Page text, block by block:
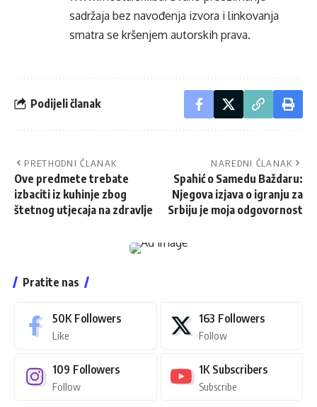
sadržaja bez navođenja izvora i linkovanja
smatra se kršenjem autorskih prava.
Podijeli članak
PRETHODNI ČLANAK
Ove predmete trebate
izbaciti iz kuhinje zbog
štetnog utjecaja na zdravlje
NAREDNI ČLANAK
Spahić o Samedu Baždaru:
Njegova izjava o igranju za
Srbiju je moja odgovornost
Pratite nas
50K Followers
Like
163 Followers
Follow
109 Followers
Follow
1K Subscribers
Subscribe